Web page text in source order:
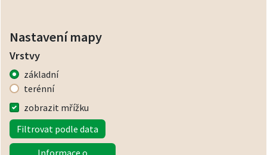
Nastavení mapy
Vrstvy
základní
terénní
zobrazit mřížku
Filtrovat podle data